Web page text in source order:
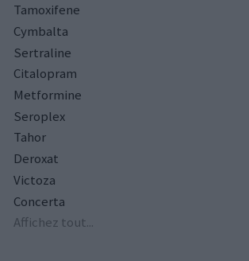
Tamoxifene
Cymbalta
Sertraline
Citalopram
Metformine
Seroplex
Tahor
Deroxat
Victoza
Concerta
Affichez tout...